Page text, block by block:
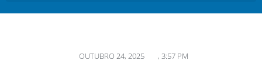
OUTUBRO 24, 2025 , 3:57 PM